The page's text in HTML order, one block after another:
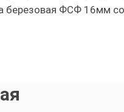
березовая ФСФ 16мм